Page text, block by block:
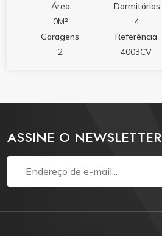
Área
0M²
Dormitórios
4
Garagens
2
Referência
4003CV
ASSINE O NEWSLETTER